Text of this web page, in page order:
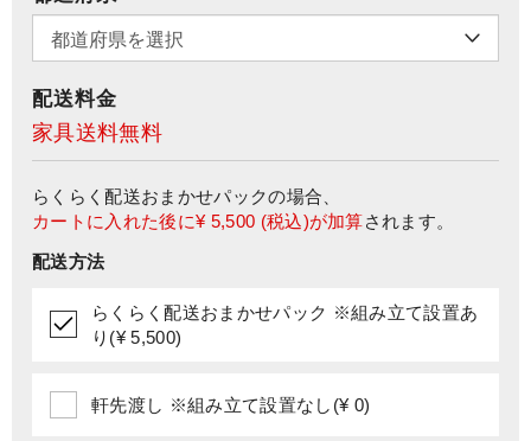
配送料金
家具送料無料
らくらく配送おまかせパックの場合、
カートに入れた後に¥ 5,500 (税込)が加算されます。
配送方法
らくらく配送おまかせパック ※組み立て設置あ
り(¥ 5,500)
軒先渡し ※組み立て設置なし(¥ 0)